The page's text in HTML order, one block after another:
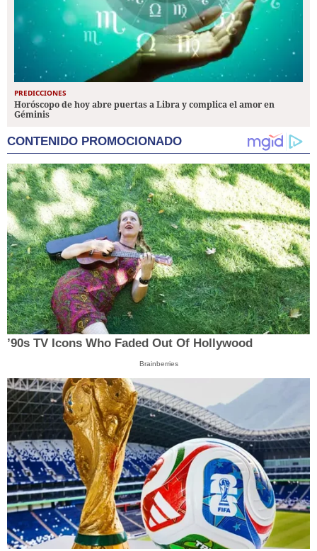
PREDICCIONES
Horóscopo de hoy abre puertas a Libra y complica el amor en
Géminis
CONTENIDO PROMOCIONADO
’90s TV Icons Who Faded Out Of Hollywood
Brainberries